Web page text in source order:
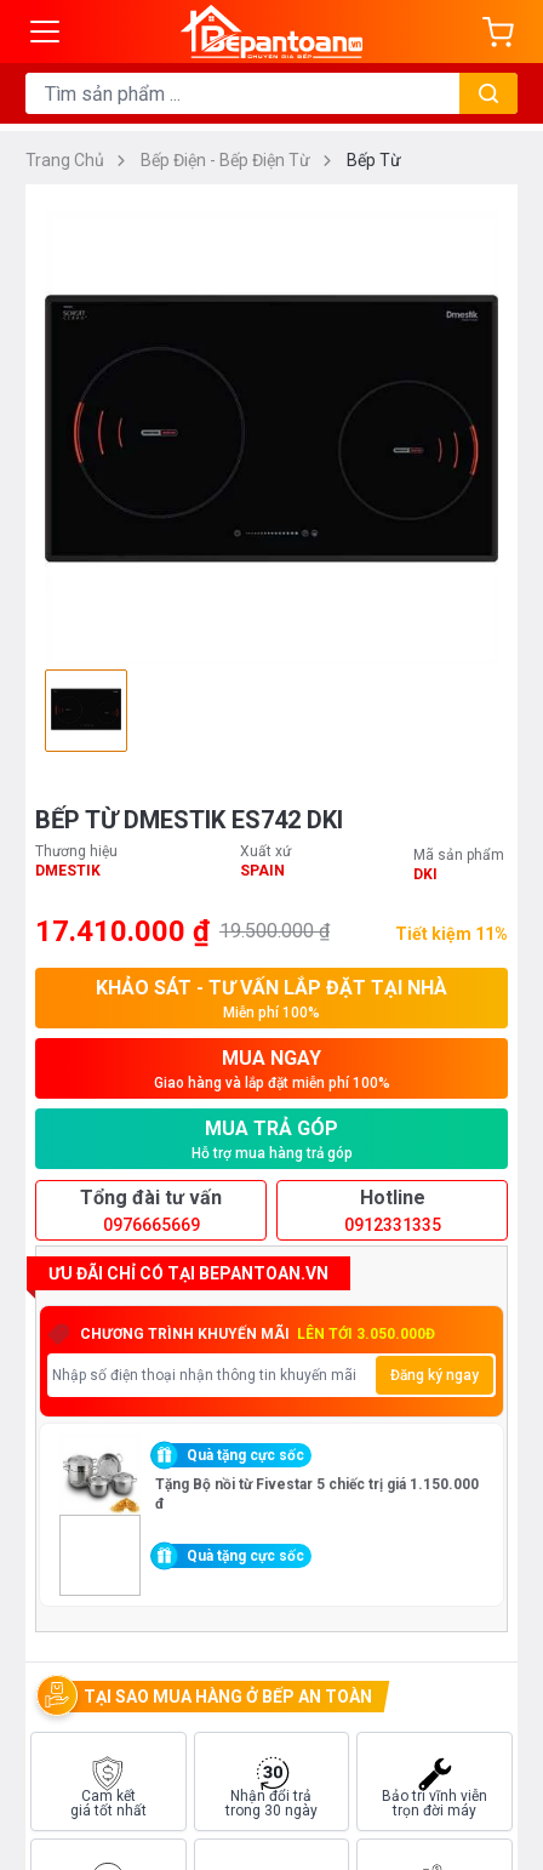
Trang Chủ Bếp Điện - Bếp Điện Từ Bếp Từ
BẾP TỪ DMESTIK ES742 DKI
Thương hiệu
DMESTIK
Xuất xứ
SPAIN
Mã sản phẩm
DKI
17.410.000 ₫ 19.500.000 ₫ Tiết kiệm 11%
KHẢO SÁT - TƯ VẤN LẮP ĐẶT TẠI NHÀ
Miễn phí 100%
MUA NGAY
Giao hàng và lắp đặt miễn phí 100%
MUA TRẢ GÓP
Hỗ trợ mua hàng trả góp
Tổng đài tư vấn
0976665669
Hotline
0912331335
ƯU ĐÃI CHỈ CÓ TẠI BEPANTOAN.VN
CHƯƠNG TRÌNH KHUYẾN MÃI LÊN TỚI 3.050.000Đ
Đăng ký ngay
Quà tặng cực sốc
Tặng Bộ nồi từ Fivestar 5 chiếc trị giá 1.150.000
đ
Quà tặng cực sốc
TẠI SAO MUA HÀNG Ở BẾP AN TOÀN
Cam kết
giá tốt nhất
Nhận đổi trả
trong 30 ngày
Bảo trì vĩnh viễn
trọn đời máy